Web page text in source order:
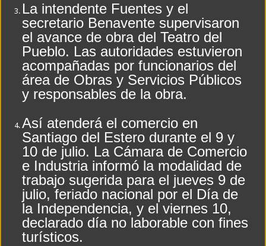
La intendente Fuentes y el
secretario Benavente supervisaron
el avance de obra del Teatro del
Pueblo. Las autoridades estuvieron
acompañadas por funcionarios del
área de Obras y Servicios Públicos
y responsables de la obra.
Así atenderá el comercio en
Santiago del Estero durante el 9 y
10 de julio. La Cámara de Comercio
e Industria informó la modalidad de
trabajo sugerida para el jueves 9 de
julio, feriado nacional por el Día de
la Independencia, y el viernes 10,
declarado día no laborable con fines
turísticos.